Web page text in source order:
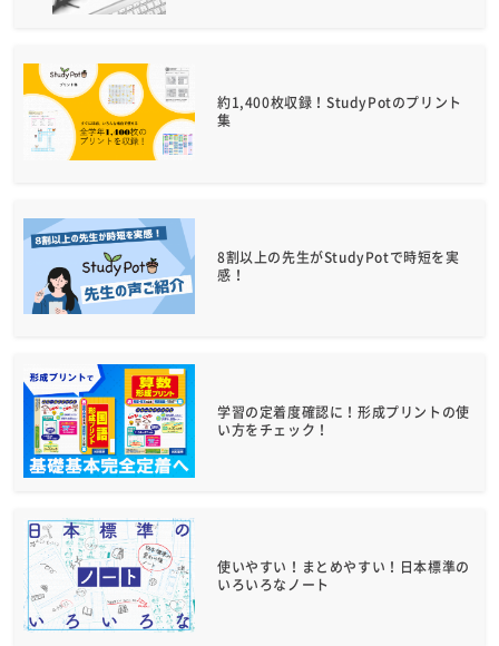
約1,400枚収録！StudyPotのプリント
集
8割以上の先生がStudyPotで時短を実
感！
学習の定着度確認に！形成プリントの使
い方をチェック！
使いやすい！まとめやすい！日本標準の
いろいろなノート